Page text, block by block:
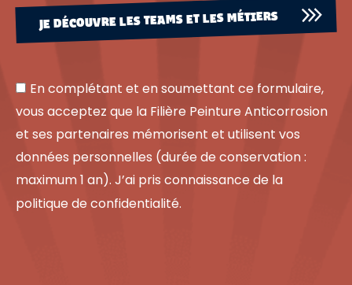
JE DÉCOUVRE LES TEAMS ET LES MÉTIERS
En complétant et en soumettant ce formulaire,
vous acceptez que la Filière Peinture Anticorrosion
et ses partenaires mémorisent et utilisent vos
données personnelles (durée de conservation :
maximum 1 an). J’ai pris connaissance de la
politique de confidentialité.